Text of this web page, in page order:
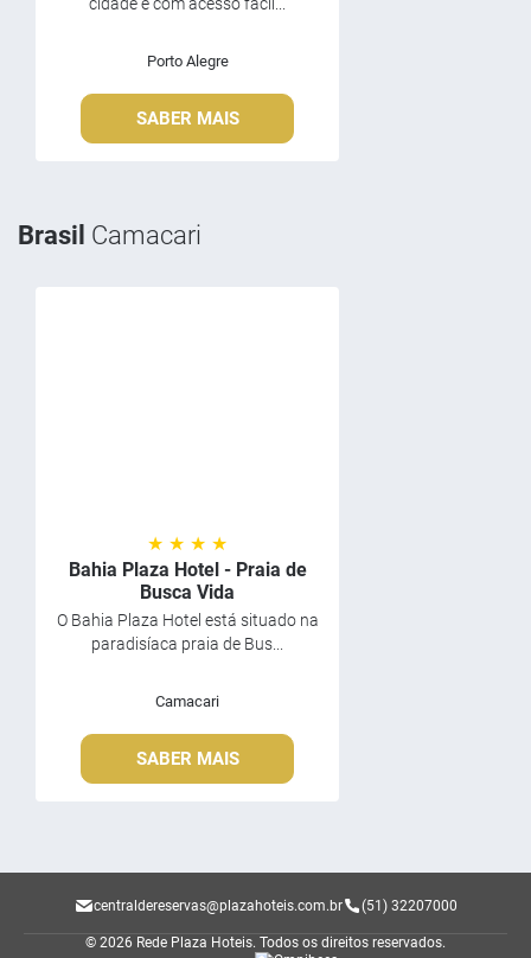
Porto Alegre
SABER MAIS
Brasil Camacari
★ ★ ★ ★
Bahia Plaza Hotel - Praia de
Busca Vida
O Bahia Plaza Hotel está situado na
paradisíaca praia de Bus...
Camacari
SABER MAIS
centraldereservas@plazahoteis.com.br (51) 32207000
© 2026 Rede Plaza Hoteis. Todos os direitos reservados.